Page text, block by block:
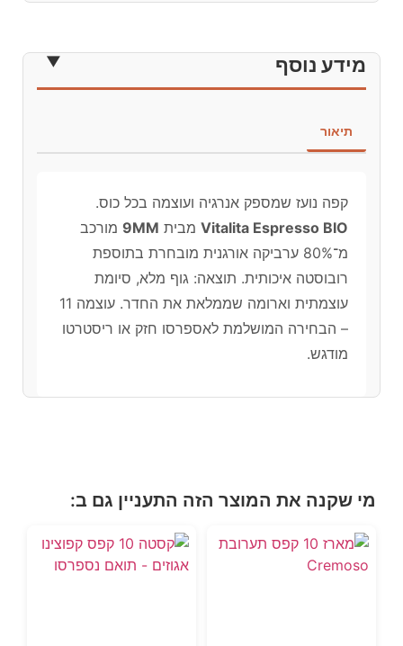
מי שקנה את המוצר הזה התעניין גם ב:
מידע נוסף
תיאור
קפה נועז שמספק אנרגיה ועוצמה בכל כוס.
Vitalita Espresso BIO מבית 9MM מורכב
מ־80% ערביקה אורגנית מובחרת בתוספת
רובוסטה איכותית. תוצאה: גוף מלא, סיומת
עוצמתית וארומה שממלאת את החדר. עוצמה 11
– הבחירה המושלמת לאספרסו חזק או ריסטרטו
מודגש.